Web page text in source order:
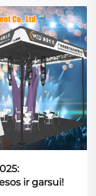
ir garsui!